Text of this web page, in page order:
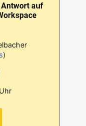
Antwort auf
)